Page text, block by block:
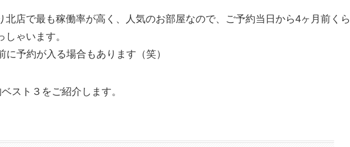
北店で最も稼働率が高く、人気のお部屋なので、ご予約当日から4ヶ月前くら
ゃいます。
予約が入る場合もあります（笑）
スト３をご紹介します。